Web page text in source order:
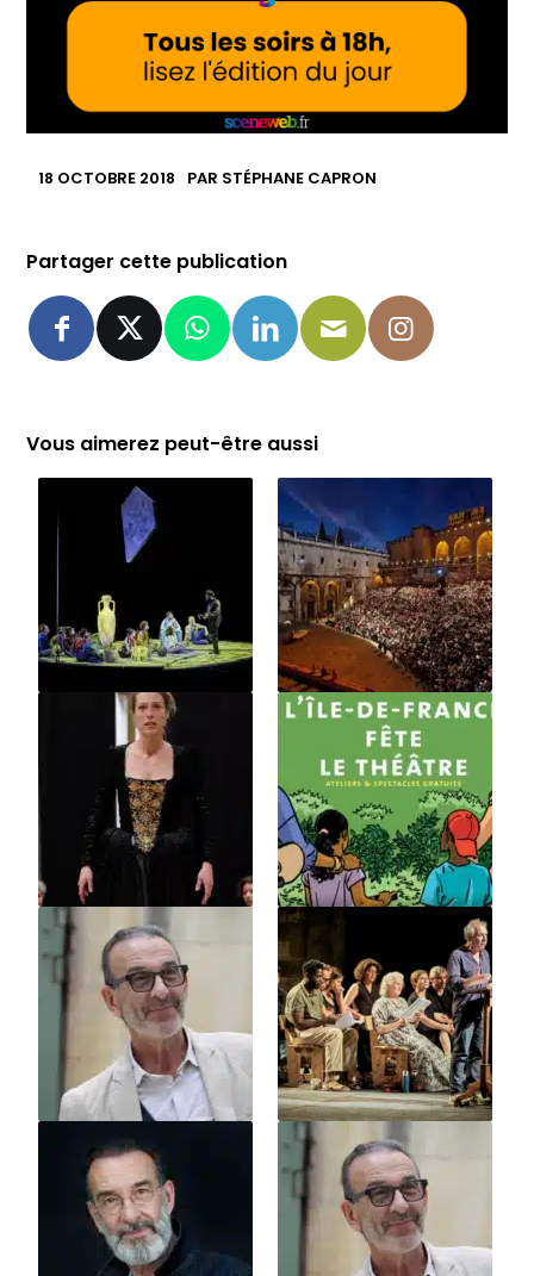
18 OCTOBRE 2018 PAR STÉPHANE CAPRON
Partager cette publication
Vous aimerez peut-être aussi